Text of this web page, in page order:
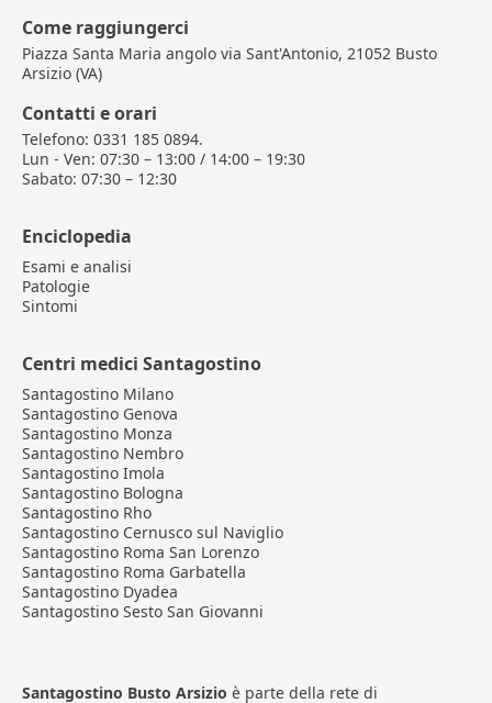
Come raggiungerci
Piazza Santa Maria angolo via Sant'Antonio, 21052 Busto
Arsizio (VA)
Contatti e orari
Telefono: 0331 185 0894.
Lun - Ven: 07:30 – 13:00 / 14:00 – 19:30
Sabato: 07:30 – 12:30
Enciclopedia
Esami e analisi
Patologie
Sintomi
Centri medici Santagostino
Santagostino Milano
Santagostino Genova
Santagostino Monza
Santagostino Nembro
Santagostino Imola
Santagostino Bologna
Santagostino Rho
Santagostino Cernusco sul Naviglio
Santagostino Roma San Lorenzo
Santagostino Roma Garbatella
Santagostino Dyadea
Santagostino Sesto San Giovanni
Santagostino Busto Arsizio è parte della rete di